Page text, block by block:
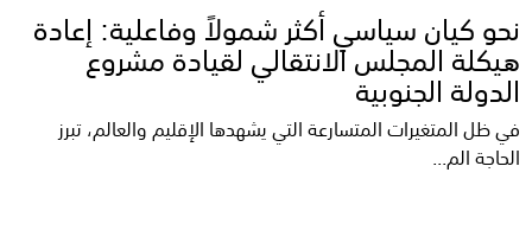
نحو كيان سياسي أكثر شمولاً وفاعلية: إعادة
هيكلة المجلس الانتقالي لقيادة مشروع
الدولة الجنوبية
في ظل المتغيرات المتسارعة التي يشهدها الإقليم والعالم، تبرز
الحاجة الم...